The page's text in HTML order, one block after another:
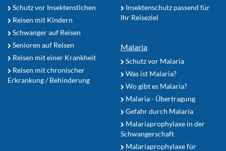
Schutz vor Insektenstichen
Reisen mit Kindern
Schwanger auf Reisen
Senioren auf Reisen
Reisen mit einer Krankheit
Reisen mit chronischer
Erkrankung / Behinderung
Insektenschutz passend für
Ihr Reiseziel
Malaria
Schutz vor Malaria
Was ist Malaria?
Wo gibt es Malaria?
Malaria - Übertragung
Gefahr durch Malaria
Malariaprophylaxe in der
Schwangerschaft
Malariaprophylaxe für